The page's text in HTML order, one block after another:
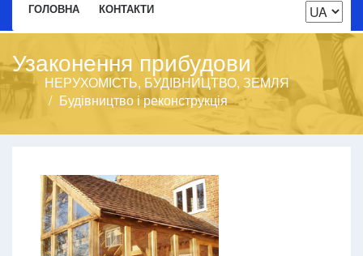
ГОЛОВНА КОНТАКТИ
Узаконення прибудови
НЕРУХОМІСТЬ, БУДІВНИЦТВО, ЗЕМЛЯ
Будівництво і реконструкція